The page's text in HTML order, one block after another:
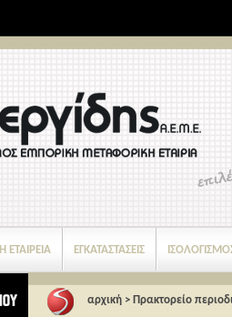
Η ΕΤΑΙΡΕΙΑ ΕΓΚΑΤΑΣΤΑΣΕΙΣ
αρχική > Πρακτορείο